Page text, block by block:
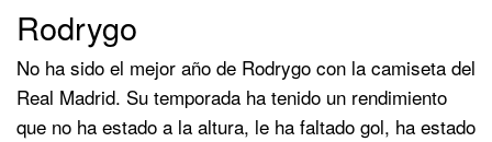
Rodrygo
No ha sido el mejor año de Rodrygo con la camiseta del
Real Madrid. Su temporada ha tenido un rendimiento
que no ha estado a la altura, le ha faltado gol, ha estado